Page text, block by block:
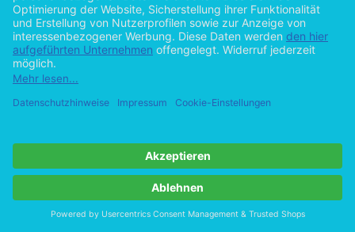
Darstellung anhand ausgewählter Standards
vonKathrin V. Huszar (Autor:in) 2015
©2009 Bachelorarbeit 57 Seiten
Hilfe/FAQ
Impressum
Vertrag widerrufen
Zur Desktop-Version
Copyright ©Imprint in der Bedey & Thoms Media GmbH
by
Cookie-Einstellungen